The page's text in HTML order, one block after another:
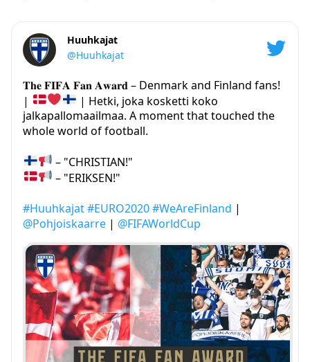
Huuhkajat
@Huuhkajat
𝐓𝐡𝐞 𝐅𝐈𝐅𝐀 𝐅𝐚𝐧 𝐀𝐰𝐚𝐫𝐝 – Denmark and Finland fans!
|
| Hetki, joka kosketti koko
jalkapallomaailmaa. A moment that touched the
whole world of football.
– "CHRISTIAN!"
– "ERIKSEN!"
#Huuhkajat#EURO2020#WeAreFinland |
@Pohjoiskaarre | @FIFAWorldCup